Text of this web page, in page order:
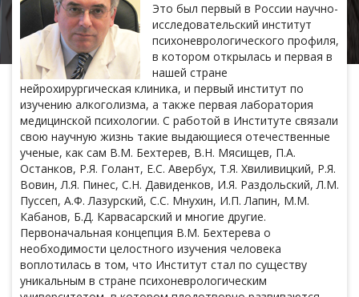
Это был первый в России научно-
исследовательский институт
психоневрологического профиля,
в котором открылась и первая в
нашей стране
нейрохирургическая клиника, и первый институт по
изучению алкоголизма, а также первая лаборатория
медицинской психологии. С работой в Институте связали
свою научную жизнь такие выдающиеся отечественные
ученые, как сам В.М. Бехтерев, В.Н. Мясищев, П.А.
Останков, Р.Я. Голант, Е.С. Авербух, Т.Я. Хвиливицкий, Р.Я.
Вовин, Л.Я. Пинес, С.Н. Давиденков, И.Я. Раздольский, Л.М.
Пуссеп, А.Ф. Лазурский, С.С. Мнухин, И.П. Лапин, М.М.
Кабанов, Б.Д. Карвасарский и многие другие.
Первоначальная концепция В.М. Бехтерева о
необходимости целостного изучения человека
воплотилась в том, что Институт стал по существу
уникальным в стране психоневрологическим